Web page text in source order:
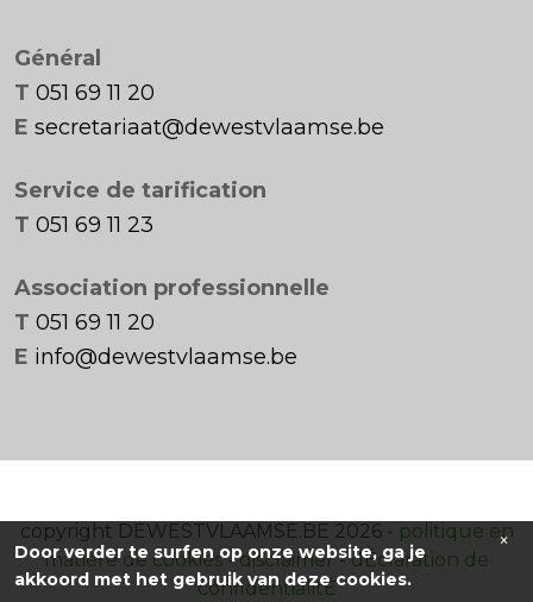
Général
T 051 69 11 20
E secretariaat@dewestvlaamse.be
Service de tarification
T 051 69 11 23
Association professionnelle
T 051 69 11 20
E info@dewestvlaamse.be
copyright DEWESTVLAAMSE.BE 2026 - politique en
matière de cookies-disclaimer-dÉclaration de
confidentialitÉ
Door verder te surfen op onze website, ga je
akkoord met het gebruik van deze cookies.
×